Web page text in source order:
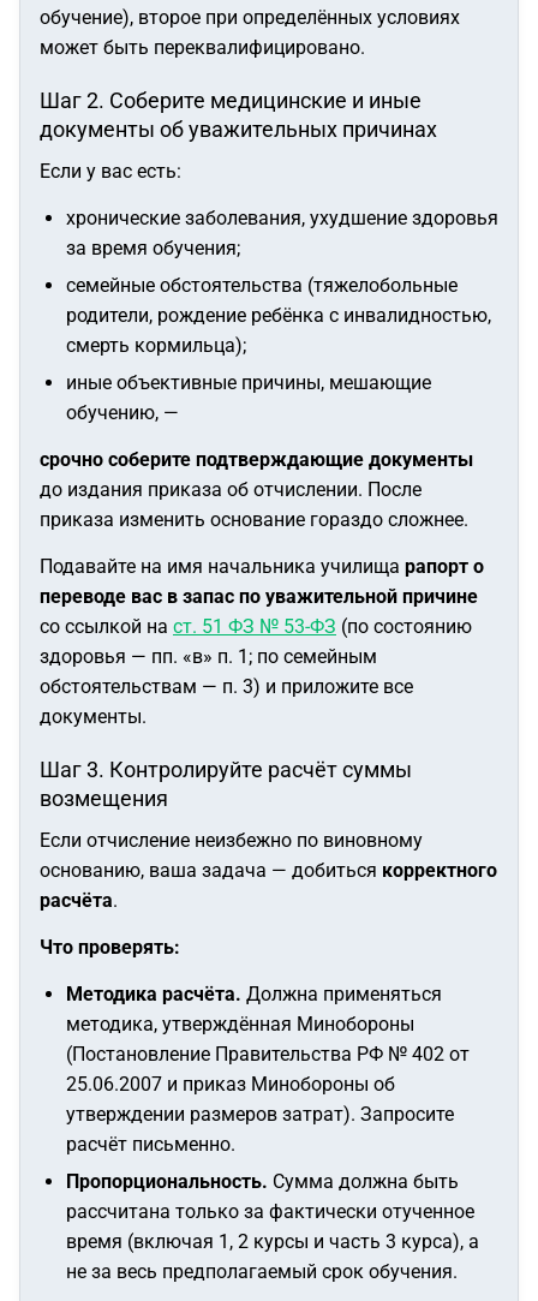
обучение), второе при определённых условиях
может быть переквалифицировано.
Шаг 2. Соберите медицинские и иные
документы об уважительных причинах
Если у вас есть:
хронические заболевания, ухудшение здоровья
за время обучения;
семейные обстоятельства (тяжелобольные
родители, рождение ребёнка с инвалидностью,
смерть кормильца);
иные объективные причины, мешающие
обучению, —
срочно соберите подтверждающие документы
до издания приказа об отчислении. После
приказа изменить основание гораздо сложнее.
Подавайте на имя начальника училища рапорт о
переводе вас в запас по уважительной причине
со ссылкой на ст. 51 ФЗ № 53-ФЗ (по состоянию
здоровья — пп. «в» п. 1; по семейным
обстоятельствам — п. 3) и приложите все
документы.
Шаг 3. Контролируйте расчёт суммы
возмещения
Если отчисление неизбежно по виновному
основанию, ваша задача — добиться корректного
расчёта.
Что проверять:
Методика расчёта. Должна применяться
методика, утверждённая Минобороны
(Постановление Правительства РФ № 402 от
25.06.2007 и приказ Минобороны об
утверждении размеров затрат). Запросите
расчёт письменно.
Пропорциональность. Сумма должна быть
рассчитана только за фактически отученное
время (включая 1, 2 курсы и часть 3 курса), а
не за весь предполагаемый срок обучения.